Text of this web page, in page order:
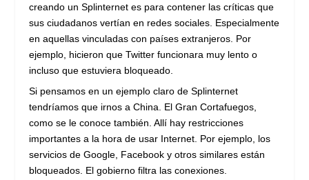
creando un Splinternet es para contener las críticas que
sus ciudadanos vertían en redes sociales. Especialmente
en aquellas vinculadas con países extranjeros. Por
ejemplo, hicieron que Twitter funcionara muy lento o
incluso que estuviera bloqueado.
Si pensamos en un ejemplo claro de Splinternet
tendríamos que irnos a China. El Gran Cortafuegos,
como se le conoce también. Allí hay restricciones
importantes a la hora de usar Internet. Por ejemplo, los
servicios de Google, Facebook y otros similares están
bloqueados. El gobierno filtra las conexiones.